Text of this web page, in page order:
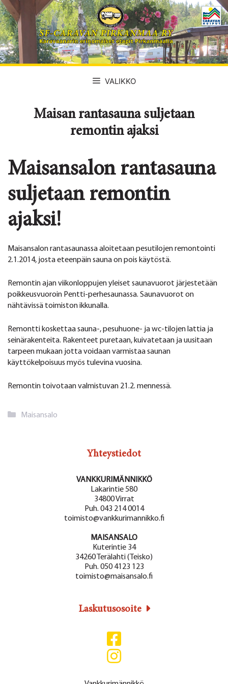
Siirry
sisältöön
VALIKKO
Maisan rantasauna suljetaan
remontin ajaksi
Maisansalon rantasauna
suljetaan remontin
ajaksi!
Maisansalon rantasaunassa aloitetaan pesutilojen remontointi
2.1.2014, josta eteenpäin sauna on pois käytöstä.
Remontin ajan viikonloppujen yleiset saunavuorot järjestetään
poikkeusvuoroin Pentti-perhesaunassa. Saunavuorot on
nähtävissä toimiston ikkunalla.
Remontti koskettaa sauna-, pesuhuone- ja wc-tilojen lattia ja
seinärakenteita. Rakenteet puretaan, kuivatetaan ja uusitaan
tarpeen mukaan jotta voidaan varmistaa saunan
käyttökelpoisuus myös tulevina vuosina.
Remontin toivotaan valmistuvan 21.2. mennessä.
Kategoriat
Maisansalo
Yhteystiedot
VANKKURIMÄNNIKKÖ
Lakarintie 580
34800 Virrat
Puh. 043 214 0014
toimisto@vankkurimannikko.fi
MAISANSALO
Kuterintie 34
34260 Terälahti (Teisko)
Puh. 050 4123 123
toimisto@maisansalo.fi
Laskutusosoite